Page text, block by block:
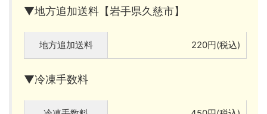
▼地方追加送料【岩手県久慈市】
地方追加送料 220円(税込)
▼冷凍手数料